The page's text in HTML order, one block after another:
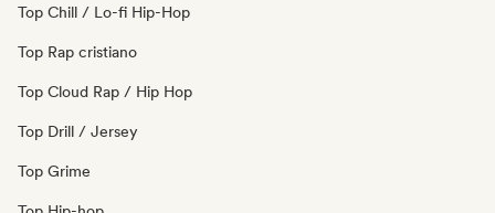
Top Chill / Lo-fi Hip-Hop
Top Rap cristiano
Top Cloud Rap / Hip Hop
Top Drill / Jersey
Top Grime